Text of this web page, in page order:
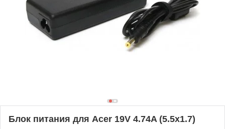
Блок питания для Acer 19V 4.74A (5.5x1.7)